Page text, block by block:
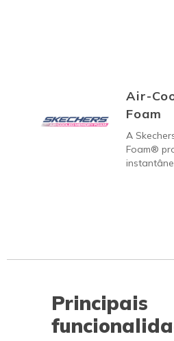
Air-
Foam
A
Foam®
Principais